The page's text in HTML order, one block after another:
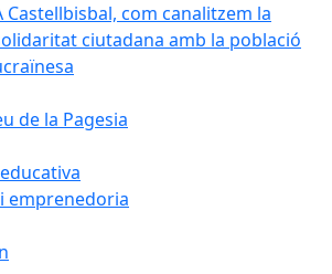
Castellbisbal, com canalitzem la
ciutadana amb la població
de la Pagesia
emprenedoria